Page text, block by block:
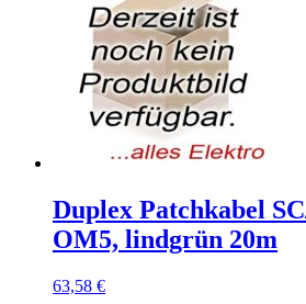
Duplex Patchkabel
OM5, lindgrün 20m
63,58 €